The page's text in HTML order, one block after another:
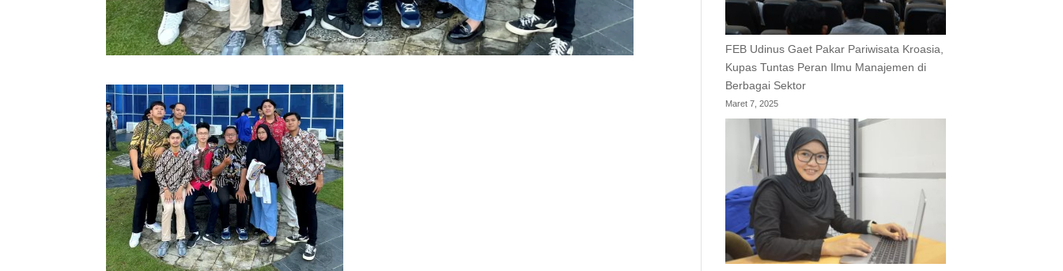
FEB Udinus Gaet Pakar Pariwisata Kroasia,
Kupas Tuntas Peran Ilmu Manajemen di
Berbagai Sektor
Maret 7, 2025